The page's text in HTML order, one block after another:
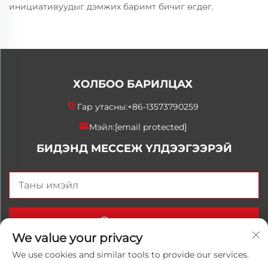
инициативуудыг дэмжих баримт бичиг өгдөг.
ХОЛБОО БАРИЛЦАХ
Гар утасны:+86-13573790259
Мэйл:[email protected]
БИДЭНД МЕССЕЖ ҮЛДЭЭГЭЭРЭЙ
Одоо илгээх
We value your privacy
We use cookies and similar tools to provide our services.